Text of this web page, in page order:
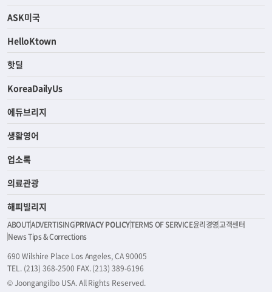
ASK미국
HelloKtown
핫딜
KoreaDailyUs
에듀브리지
생활영어
업소록
의료관광
해피빌리지
ABOUTADVERTISINGPRIVACY POLICYTERMS OF SERVICE윤리경영고객센터
News Tips & Corrections
690 Wilshire Place Los Angeles, CA 90005
TEL. (213) 368-2500 FAX. (213) 389-6196
© Joongangilbo USA. All Rights Reserved.